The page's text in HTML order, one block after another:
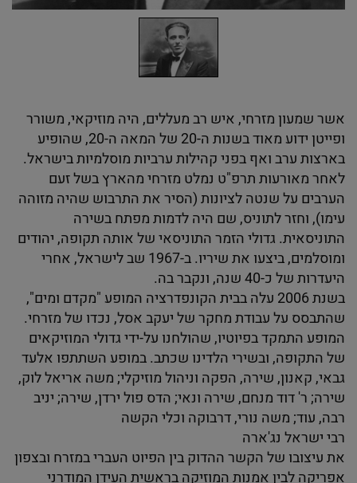
אשר שמעון מזרחי, איש רב מעללים, היה מוזיקאי, משורר
ופייטן ידוע מאוד בשנות ה-20 של המאה ה-20, שהופיע
בארצות ערב ואף בפני קהילות ערביות מוסלמיות בישראל.
לאחר מאורעות תרפ"ט נמלט מזרחי מהארץ בשל זעם
הערבים על שנטה לציונות (הסיר את התרבוש שהיה מזוהה
עימו), וחזר לתוניס, שם היה לדמות מפתח בשירה
התוניסאית. גדולי הזמר התוניסאי של אותה תקופה, יהודים
ומוסלמים, ביצעו את שיריו. ב-1967 שב לישראל, אחרי
היעדרות של כ-40 שנה, ונקבר בה.
בשנת 2006 עלה בבית הקונפדרציה המופע "מקדם ומים",
שהתבסס על עבודת מחקר של יעקב אסל, נכדו של מזרחי.
המופע התמקד בפיוטיו, שהולחנו על-ידי גדולי המוזיקאים
של התקופה, ובשירי הלדינו שכתב. במופע השתתפו אלעד
גבאי, קאנון, שירה, הפקה וניהול מוזיקלי; משה אריאל לוק,
שירה; ר' דוד מנחם, שירה ונאי; הדס פול ירדן, שירה; יניב
רבה, עוד; משה נורי, דרבוקה וכלי הקשה
רבי ישראל נג'ארה
את עיצובו של הקשר ההדוק בין הפיוט העברי במזרח ובצפון
אפריקה לבין אמנות המוזיקה בראשית העידן המודרני